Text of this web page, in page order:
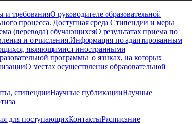
и требованияО руководителе образовательной
процесса. Доступная среда Стипендии и меры
(перевода) обучающихсяО результатах приема по
и отчисления.Информация по адаптированным
являющимися иностранными
программы, о языках, на которых
О местах осуществления образовательной
стипендииНаучные публикацииНаучные
для поступающихКонтактыРасписание